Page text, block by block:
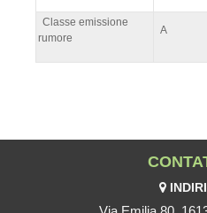
Classe emissione
rumore
A